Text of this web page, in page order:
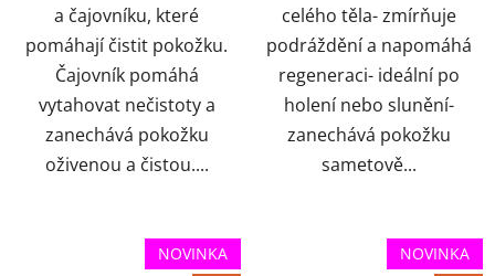
a čajovníku, které
pomáhají čistit pokožku.
Čajovník pomáhá
vytahovat nečistoty a
zanechává pokožku
oživenou a čistou....
celého těla- zmírňuje
podráždění a napomáhá
regeneraci- ideální po
holení nebo slunění-
zanechává pokožku
sametově...
NOVINKA
NOVINKA